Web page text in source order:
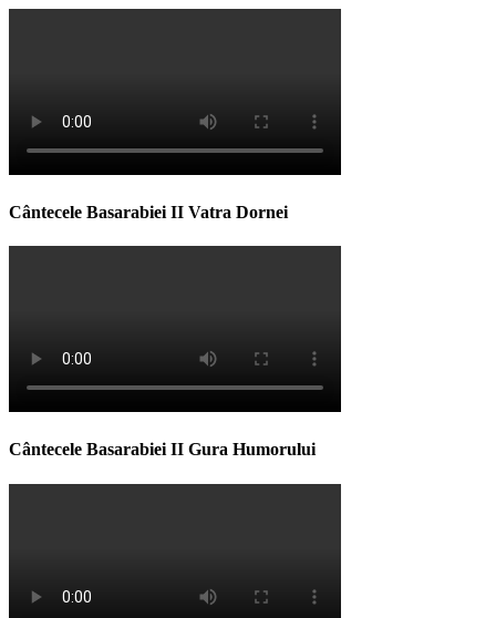
Cântecele Basarabiei II Vatra Dornei
Cântecele Basarabiei II Gura Humorului